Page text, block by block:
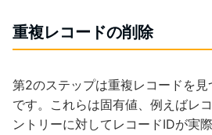
重複レコードの削除
第2のステップは重複レコードを見
です。これらは固有値、例えばレ
ントリーに対してレコードIDが実